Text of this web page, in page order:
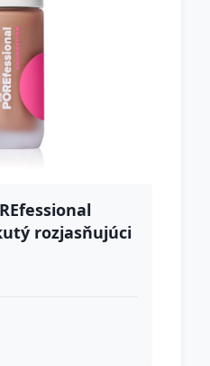
rozjasňujúci